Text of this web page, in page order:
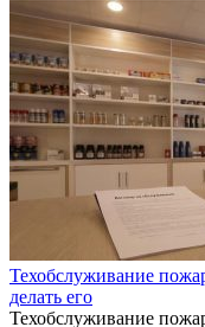
Техобслуживание
делать его
Техобслуживание